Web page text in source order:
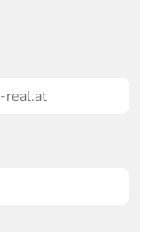
real.at